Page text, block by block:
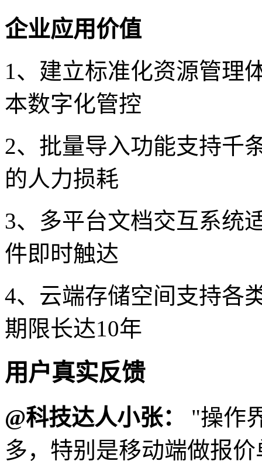
企业应用价值
1、建立标准化资源管理
本数字化管控
2、批量导入功能支持千
的人力损耗
3、多平台文档交互系统
件即时触达
4、云端存储空间支持各
期限长达10年
用户真实反馈
@科技达人小张：
"操作
多，特别是移动端做报